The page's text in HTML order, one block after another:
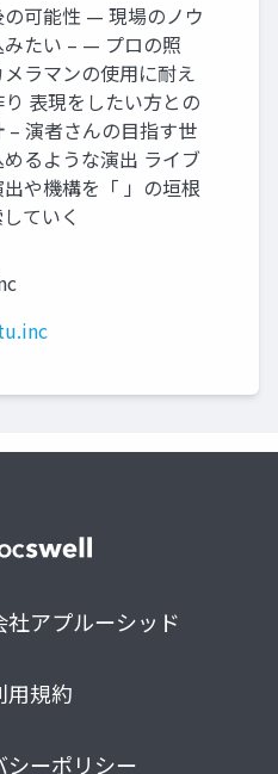
の可能性 — 現場のノウ
たい – — プロの照
ラマンの使用に耐え
表現をしたい方との
– 演者さんの目指す世
るような演出 ライブ
や機構を「 」の垣根
ていく
アプルーシッド
用規約
シーポリシー